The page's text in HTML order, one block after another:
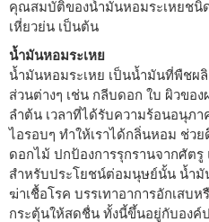
คุณสมบัติของน้ำมันหอมระเหยชนิ
เหี่ยวย่น เป็นต้น
น้ำมันหอมระเหย
น้ำมันหอมระเหย เป็นน้ำมันที่พืชผ
ส่วนต่างๆ เช่น กลีบดอก ใบ ผิวของ
ลำต้น เวลาที่ได้รับความร้อนอนุภา
ไอรอบๆ ทำให้เราได้กลิ่นหอม ช่ว
ดอกไม้ ปกป้องการรุกรานจากศัต
สำหรับประโยชน์ต่อมนุษย์นั้น น้ำ
ฆ่าเชื้อโรค บรรเทาอาการอักเสบ
กระตุ้นให้สดชื่น ทั้งนี้ขึ้นอยู่กับองค์